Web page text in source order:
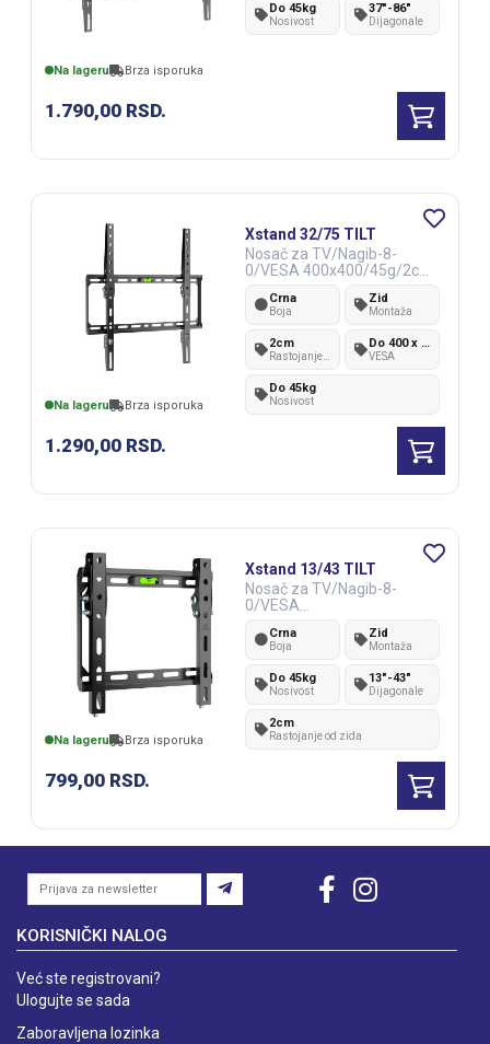
Na lageru Brza isporuka
1.790,00 RSD.
Do 45kg
Nosivost
37"-86"
Dijagonale
Na lageru Brza isporuka
1.290,00 RSD.
Xstand 32/75 TILT
Nosač za TV/Nagib-8-
0/VESA 400x400/45g/2cm
Crna
Boja
Zid
Montaža
2cm
Rastojanje
Do 400 x 400 mm
VESA
Do 45kg
Nosivost
Na lageru Brza isporuka
799,00 RSD.
Xstand 13/43 TILT
Nosač za TV/Nagib-8-
0/VESA
Crna
Boja
Zid
Montaža
Do 45kg
Nosivost
13"-43"
Dijagonale
2cm
Rastojanje od zida
KORISNIČKI NALOG
Već ste registrovani?
Ulogujte se sada
Zaboravljena lozinka